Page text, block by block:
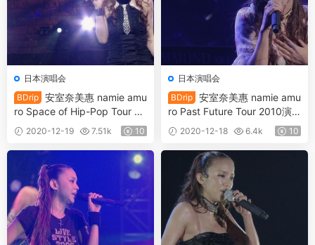
日本演唱会
BDrip 安室奈美惠 namie amu
ro Space of Hip-Pop Tour 20
05 巡迴演唱会《BDrip MKV 9
G》
2020-12-19 7.51k 10
日本演唱会
BDrip 安室奈美惠 namie amu
ro Past Future Tour 2010演
唱会《BDrip MKV 12.27G》
2020-12-18 6.4k 10